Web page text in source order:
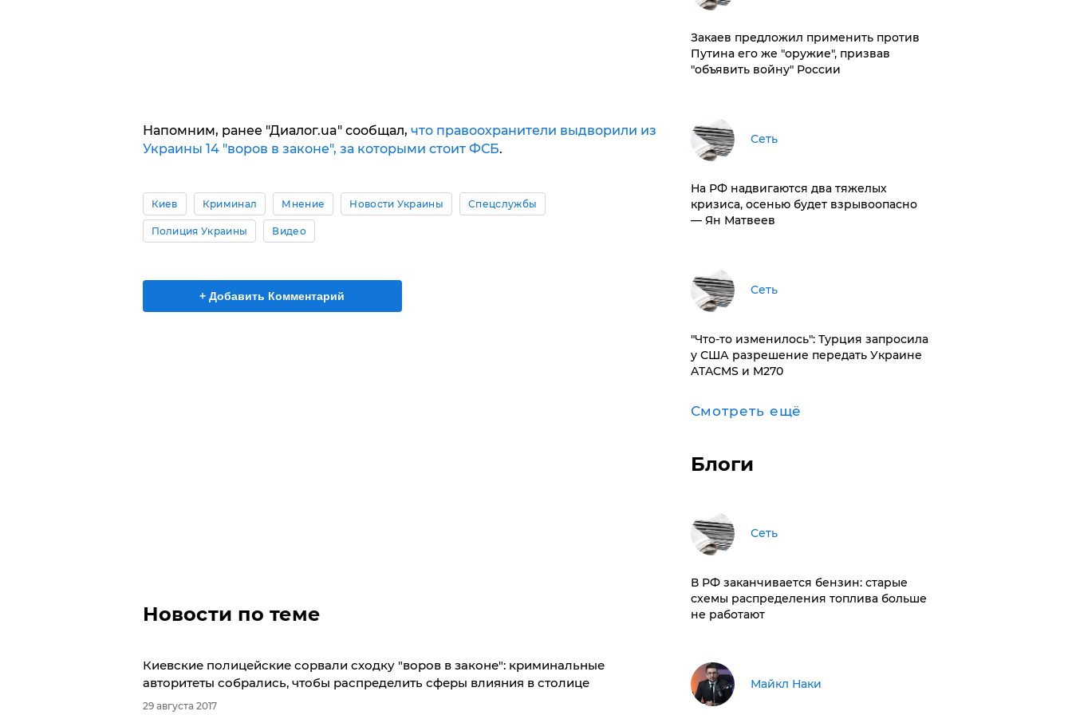
Напомним, ранее "Диалог.ua" сообщал, что правоохранители выдворили из
Украины 14 "воров в законе", за которыми стоит ФСБ.
Киев Криминал Мнение Новости Украины Спецслужбы
Полиция Украины Видео
+ Добавить Комментарий
Новости по теме
Киевские полицейские сорвали сходку "воров в законе": криминальные
авторитеты собрались, чтобы распределить сферы влияния в столице
29 августа 2017
Закаев предложил применить против
Путина его же "оружие", призвав
"объявить войну" России
Сеть
На РФ надвигаются два тяжелых
кризиса, осенью будет взрывоопасно
— Ян Матвеев
Сеть
​"Что-то изменилось": Турция запросила
у США разрешение передать Украине
ATACMS и M270
Смотреть ещё
Блоги
Сеть
​В РФ заканчивается бензин: старые
схемы распределения топлива больше
не работают
Майкл Наки